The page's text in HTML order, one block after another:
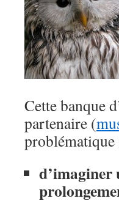
Cette banque
partenaire (
d’imaginer